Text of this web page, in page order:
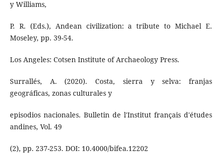
y Williams,
P. R. (Eds.), Andean civilization: a tribute to Michael E.
Moseley, pp. 39-54.
Los Angeles: Cotsen Institute of Archaeology Press.
Surrallés, A. (2020). Costa, sierra y selva: franjas
geográficas, zonas culturales y
episodios nacionales. Bulletin de l'Institut français d'études
andines, Vol. 49
(2), pp. 237-253. DOI: 10.4000/bifea.12202